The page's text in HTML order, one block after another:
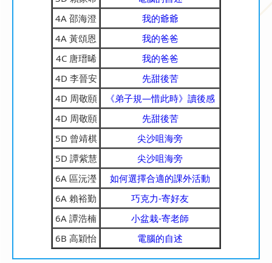
4A 邵海澄
我的爺爺
4A 黃頌恩
我的爸爸
4C 唐瑨晞
我的爸爸
4D 李晉安
先甜後苦
4D 周敬頤
《弟子規—惜此時》讀後感
4D 周敬頤
先甜後苦
5D 曾靖棋
尖沙咀海旁
5D 譚紫慧
尖沙咀海旁
6A 區沅瀅
如何選擇合適的課外活動
6A 賴裕勤
巧克力-寄好友
6A 譚浩楠
小盆栽-寄老師
6B 高穎怡
電腦的自述